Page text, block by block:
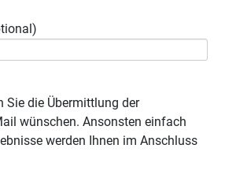
Sie die Übermittlung der
wünschen. Ansonsten einfach
werden Ihnen im Anschluss